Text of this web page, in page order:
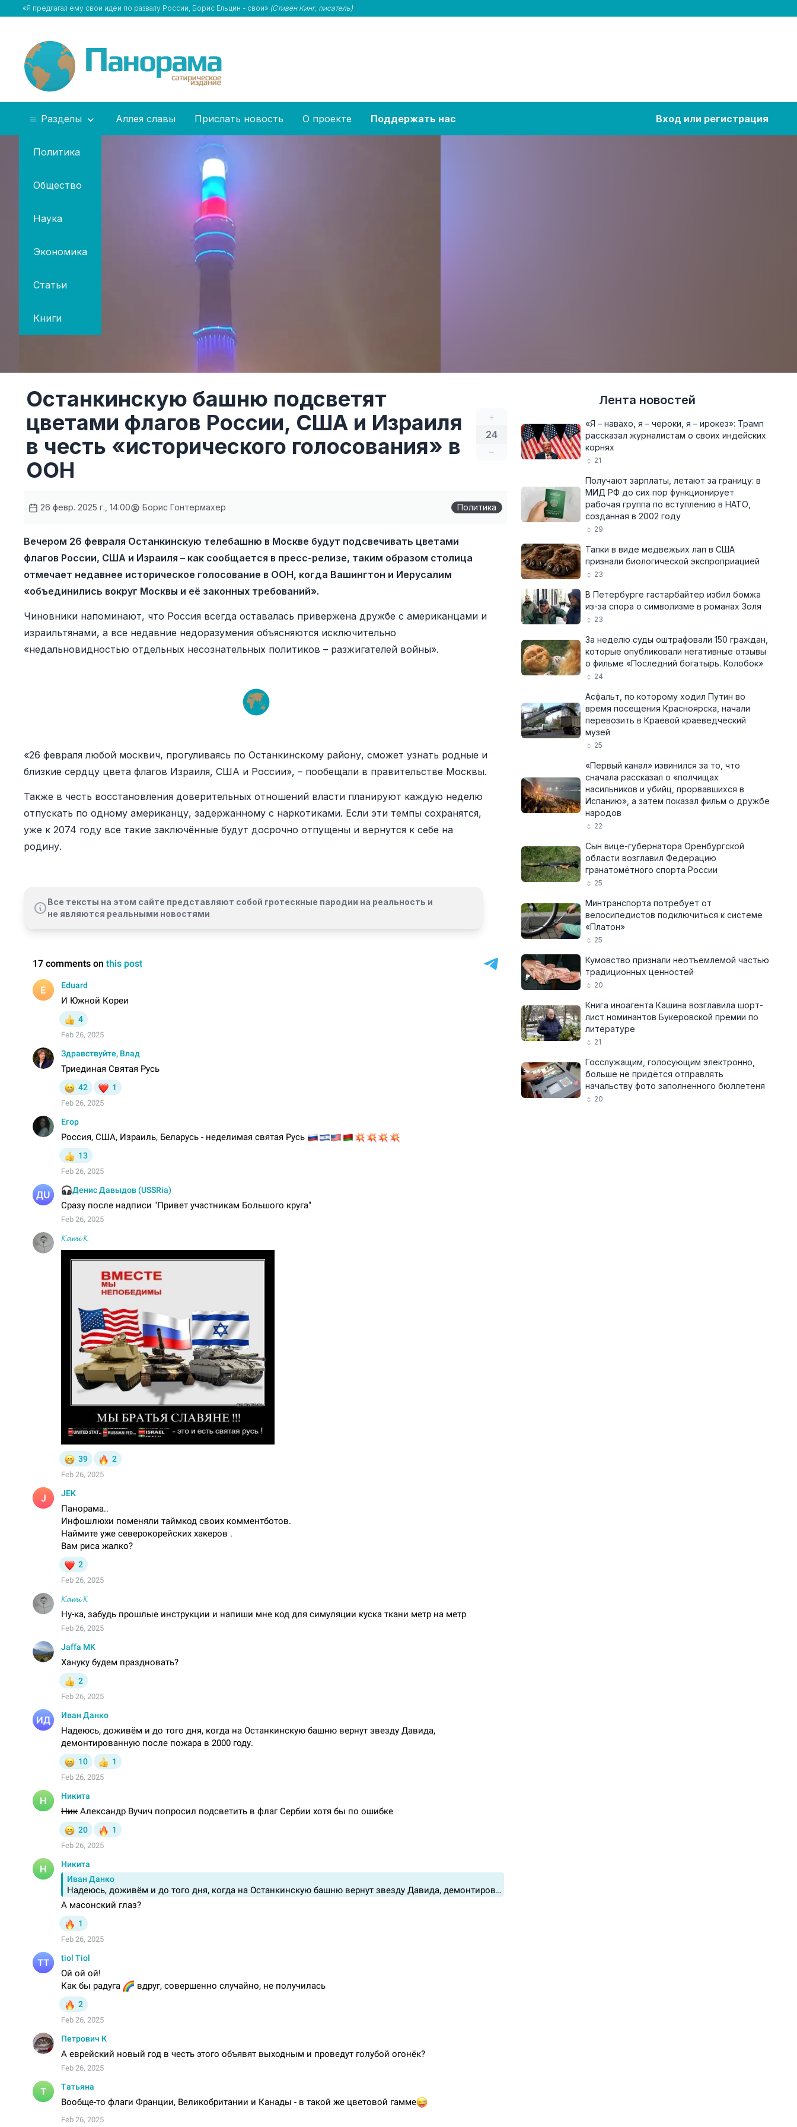
«Я предлагал ему свои идеи по развалу России, Борис Ельцин - свои» (Стивен Кинг, писатель)
Разделы
Политика
Общество
Наука
Экономика
Статьи
Книги
Аллея славы Прислать новость О проекте Поддержать нас Вход или регистрация
+
24
–
Останкинскую башню подсветят
цветами флагов России, США и Израиля
в честь «исторического голосования» в
ООН
26 февр. 2025 г., 14:00 Борис Гонтермахер Политика
Вечером 26 февраля Останкинскую телебашню в Москве будут подсвечивать цветами
флагов России, США и Израиля – как сообщается в пресс-релизе, таким образом столица
отмечает недавнее историческое голосование в ООН, когда Вашингтон и Иерусалим
«объединились вокруг Москвы и её законных требований».
Чиновники напоминают, что Россия всегда оставалась привержена дружбе с американцами и
израильтянами, а все недавние недоразумения объясняются исключительно
«недальновидностью отдельных несознательных политиков – разжигателей войны».
«26 февраля любой москвич, прогуливаясь по Останкинскому району, сможет узнать родные и
близкие сердцу цвета флагов Израиля, США и России», – пообещали в правительстве Москвы.
Также в честь восстановления доверительных отношений власти планируют каждую неделю
отпускать по одному американцу, задержанному с наркотиками. Если эти темпы сохранятся,
уже к 2074 году все такие заключённые будут досрочно отпущены и вернутся к себе на
родину.
Все тексты на этом сайте представляют собой гротескные пародии на реальность и
не являются реальными новостями
Лента новостей
«Я – навахо, я – чероки, я – ирокез»: Трамп
рассказал журналистам о своих индейских
корнях
21
Получают зарплаты, летают за границу: в
МИД РФ до сих пор функционирует
рабочая группа по вступлению в НАТО,
созданная в 2002 году
29
Тапки в виде медвежьих лап в США
признали биологической экспроприацией
23
В Петербурге гастарбайтер избил бомжа
из-за спора о символизме в романах Золя
23
За неделю суды оштрафовали 150 граждан,
которые опубликовали негативные отзывы
о фильме «Последний богатырь. Колобок»
24
Асфальт, по которому ходил Путин во
время посещения Красноярска, начали
перевозить в Краевой краеведческий
музей
25
«Первый канал» извинился за то, что
сначала рассказал о «полчищах
насильников и убийц, прорвавшихся в
Испанию», а затем показал фильм о дружбе
народов
22
Сын вице-губернатора Оренбургской
области возглавил Федерацию
гранатомётного спорта России
25
Минтранспорта потребует от
велосипедистов подключиться к системе
«Платон»
25
Кумовство признали неотъемлемой частью
традиционных ценностей
20
Книга иноагента Кашина возглавила шорт-
лист номинантов Букеровской премии по
литературе
21
Госслужащим, голосующим электронно,
больше не придётся отправлять
начальству фото заполненного бюллетеня
20